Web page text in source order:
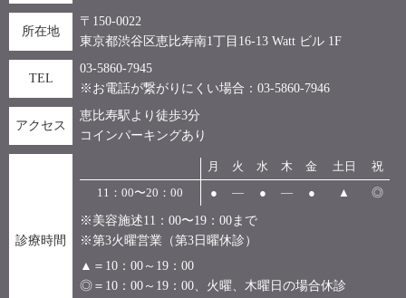
所在地
〒150-0022
東京都渋谷区恵比寿南1丁目16-13 Watt ビル 1F
TEL
03-5860-7945
※お電話が繋がりにくい場合：03-5860-7946
アクセス
恵比寿駅より徒歩3分
コインパーキングあり
診療時間
月 火 水 木 金 土日
祝
11：00〜20：00
● ― ● ― ● ▲ ◎
※美容施述11：00〜19：00まで
※第3火曜営業（第3日曜休診）
▲＝10：00～19：00
◎＝10：00～19：00、火曜、木曜日の場合休診